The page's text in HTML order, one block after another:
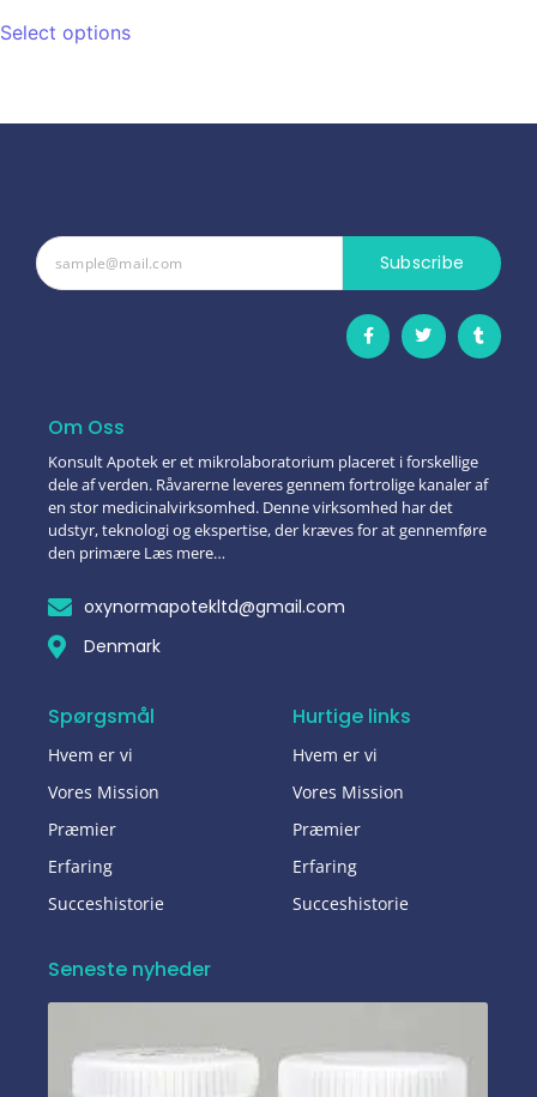
Select options
Subscribe
Om Oss
Konsult Apotek er et mikrolaboratorium placeret i forskellige
dele af verden. Råvarerne leveres gennem fortrolige kanaler af
en stor medicinalvirksomhed. Denne virksomhed har det
udstyr, teknologi og ekspertise, der kræves for at gennemføre
den primære Læs mere…
oxynormapotekltd@gmail.com
Denmark
Spørgsmål
Hvem er vi
Vores Mission
Præmier
Erfaring
Succeshistorie
Hurtige links
Hvem er vi
Vores Mission
Præmier
Erfaring
Succeshistorie
Seneste nyheder